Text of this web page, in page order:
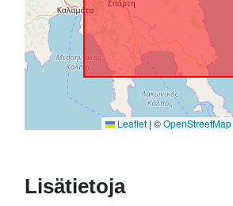
Leaflet | ©OpenStreetMap
Lisätietoja